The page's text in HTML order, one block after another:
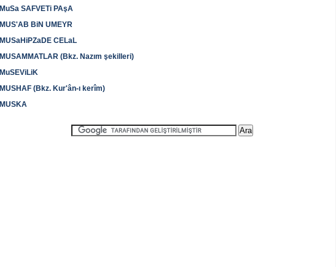
MuSa SAFVETi PAşA
MUS'AB BiN UMEYR
MUSaHiPZaDE CELaL
MUSAMMATLAR (Bkz. Nazım şekilleri)
MuSEViLiK
MUSHAF (Bkz. Kur'ân-ı kerîm)
MUSKA